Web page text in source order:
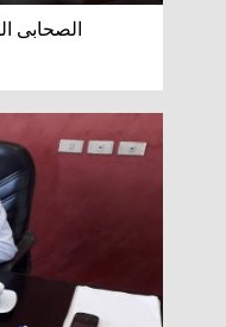
الصحابى